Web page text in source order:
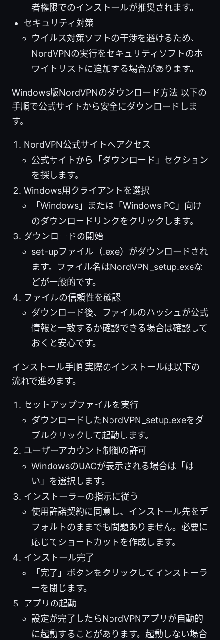
者権限でのインストールが推奨されます。
セキュリティ対策
ウイルス対策ソフトの干渉を避けるため、
NordVPNの実行をセキュリティソフトのホ
ワイトリストに追加する場合があります。
Windows版NordVPNのダウンロード方法 以下の
手順で公式サイトから安全にダウンロードしま
す。
NordVPN公式サイトへアクセス
公式サイトから「ダウンロード」セクション
を探します。
Windows用クライアントを選択
「Windows」または「Windows PC」向け
のダウンロードリンクをクリックします。
ダウンロードの開始
set-upファイル（.exe）がダウンロードされ
ます。ファイル名はNordVPN_setup.exeな
どが一般的です。
ファイルの信頼性を確認
ダウンロード後、ファイルのハッシュが公式
情報と一致するか確認できる場合は確認して
おくと安心です。
インストール手順 実際のインストールは以下の
流れで進めます。
セットアップファイルを実行
ダウンロードしたNordVPN_setup.exeをダ
ブルクリックして起動します。
ユーザーアカウント制御の許可
WindowsのUACが表示される場合は「は
い」を選択します。
インストーラーの指示に従う
使用許諾契約に同意し、インストール先をデ
フォルトのままでも問題ありません。必要に
応じてショートカットを作成します。
インストール完了
「完了」ボタンをクリックしてインストーラ
ーを閉じます。
アプリの起動
設定が完了したらNordVPNアプリが自動的
に起動することがあります。起動しない場合